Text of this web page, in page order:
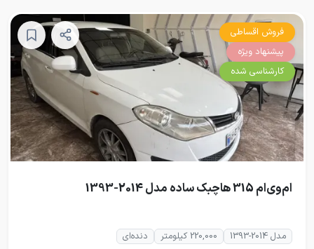
فروش اقساطی
پیشنهاد ویژه
کارشناسی شده
ام‌وی‌ام 315 هاچبک ساده مدل 2014-1393
مدل 2014-1393 220,000 کیلومتر دنده‌ای